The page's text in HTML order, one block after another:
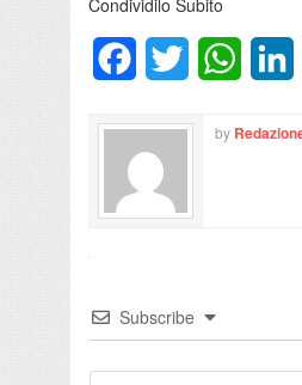
Condividilo Subito
FacebookTwitter
by
Subscribe